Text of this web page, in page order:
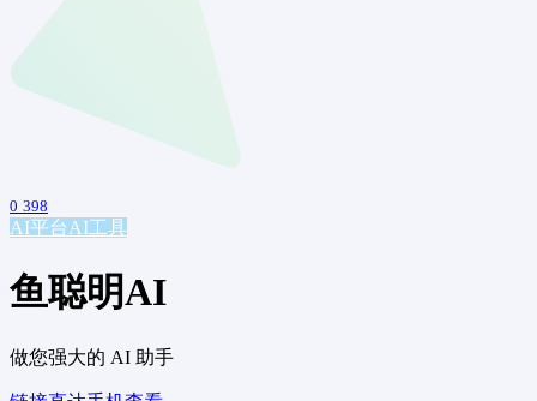
0 398
AI平台AI工具
鱼聪明AI
做您强大的 AI 助手